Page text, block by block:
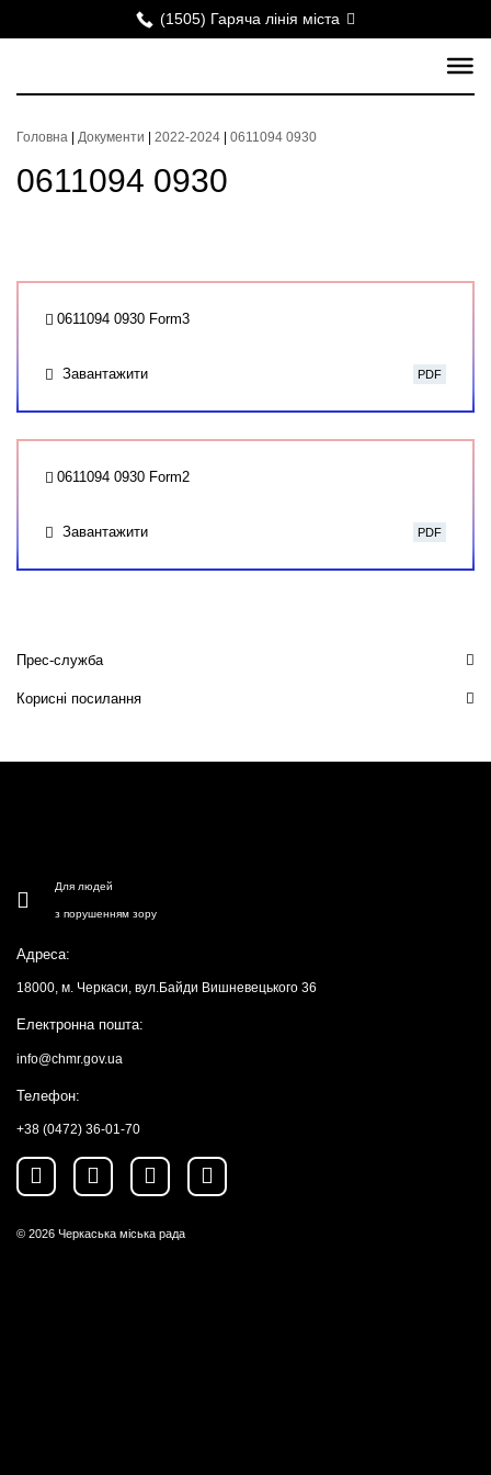
(1505) Гаряча лінія міста
Головна Документи 2022-2024 0611094 0930
0611094 0930
0611094 0930 Form3
Завантажити PDF
0611094 0930 Form2
Завантажити PDF
Прес-служба
Корисні посилання
Для людей
з порушенням зору
Адреса:
18000, м. Черкаси, вул.Байди Вишневецького 36
Електронна пошта:
info@chmr.gov.ua
Телефон:
+38 (0472) 36-01-70
© 2026 Черкаська міська рада